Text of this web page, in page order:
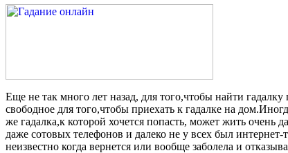
Еще не так много лет назад, для того,чтобы найти
свободное для того,чтобы приехать к гадалке на
же гадалка,к которой хочется попасть, может жить очень
даже сотовых телефонов и далеко не у всех был
неизвестно когда вернется или вообще заболела и